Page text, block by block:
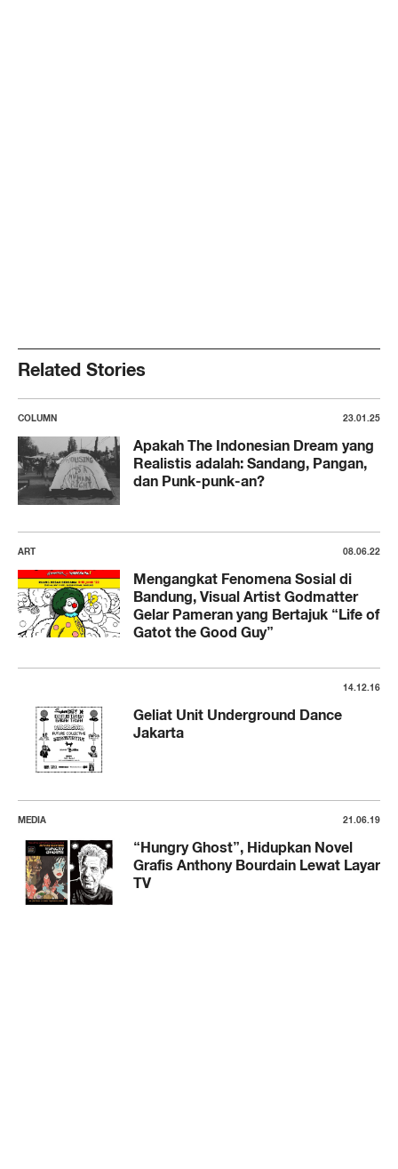
Related Stories
COLUMN 23.01.25
Apakah The Indonesian Dream yang
Realistis adalah: Sandang, Pangan,
dan Punk-punk-an?
ART 08.06.22
Mengangkat Fenomena Sosial di
Bandung, Visual Artist Godmatter
Gelar Pameran yang Bertajuk “Life of
Gatot the Good Guy”
14.12.16
Geliat Unit Underground Dance
Jakarta
MEDIA 21.06.19
“Hungry Ghost”, Hidupkan Novel
Grafis Anthony Bourdain Lewat Layar
TV